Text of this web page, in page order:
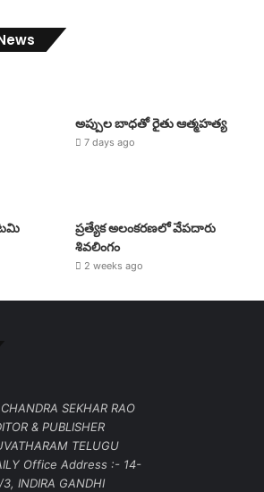
అప్పుల బాధతో రైతు ఆత్మహత్య
7 days ago
ప్రత్యేక అలంకరణలో వేపదారు
శివలింగం
2 weeks ago
SEKHAR RAO
& PUBLISHER
TELUGU
Office Address :- 14-
3, INDIRA GANDHI